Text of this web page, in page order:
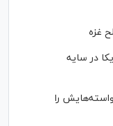
غزه
در سایه
را